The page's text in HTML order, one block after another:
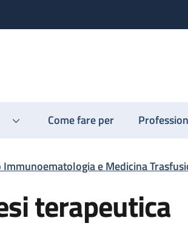
Come fare per
Immunoematologia e Medicina
terapeutica